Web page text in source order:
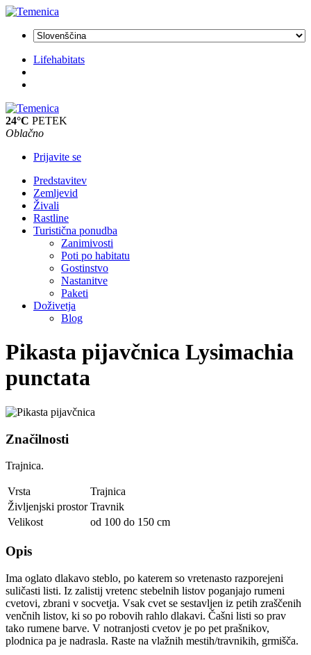
Lifehabitats
24°C PETEK
Oblačno
Prijavite se
Predstavitev
Zemljevid
Živali
Rastline
Turistična ponudba
Zanimivosti
Poti po habitatu
Gostinstvo
Nastanitve
Paketi
Doživetja
Blog
Pikasta pijavčnica Lysimachia
punctata
Značilnosti
Trajnica.
Vrsta
Trajnica
Življenjski prostor Travnik
Velikost
od 100 do 150 cm
Opis
Ima oglato dlakavo steblo, po katerem so vretenasto razporejeni
suličasti listi. Iz zalistij vretenc stebelnih listov poganjajo rumeni
cvetovi, zbrani v socvetja. Vsak cvet se sestavljen iz petih zraščenih
venčnih listov, ki so po robovih rahlo dlakavi. Čašni listi so prav
tako rumene barve. V notranjosti cvetov je po pet prašnikov,
plodnica pa je nadrasla. Raste na vlažnih mestih/travnikih, grmišča.